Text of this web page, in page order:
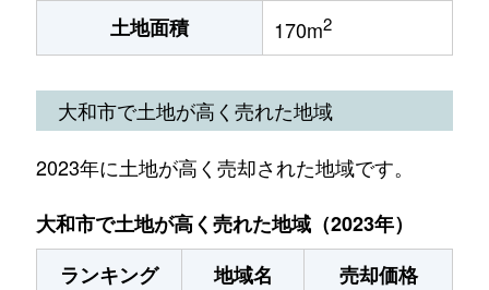
土地面積
170m2
大和市で土地が高く売れた地域
2023年に土地が高く売却された地域です。
大和市で土地が高く売れた地域（2023年）
ランキング
地域名
売却価格